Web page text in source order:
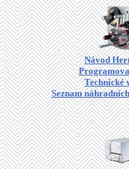
Návod
Technické
Seznam